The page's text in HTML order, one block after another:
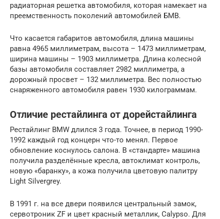
радиаторная решетка автомобиля, которая намекает на
преемственность поколений автомобилей БМВ.
Что касается габаритов автомобиля, длина машины
равна 4965 миллиметрам, высота – 1473 миллиметрам,
ширина машины – 1903 миллиметра. Длина колесной
базы автомобиля составляет 2982 миллиметра, а
дорожный просвет – 132 миллиметра. Вес полностью
снаряженного автомобиля равен 1930 килограммам.
Отличие рестайлинга от дорейстайлинга
Рестайлинг BMW длился 3 года. Точнее, в период 1990-
1992 каждый год концерн что-то менял. Первое
обновление коснулось салона. В «стандарте» машина
получила разделённые кресла, автоклимат контроль,
новую «баранку», а кожа получила цветовую палитру
Light Silvergrey.
В 1991 г. на все двери появился центральный замок,
сервотроник ZF и цвет красный металлик, Calypso. Для